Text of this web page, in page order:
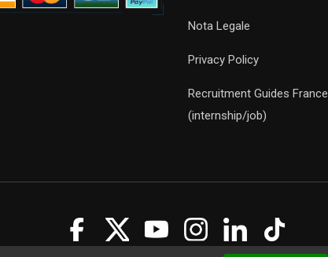
Nota Legale
Privacy Policy
Recruitment Guides France
(internship/job)